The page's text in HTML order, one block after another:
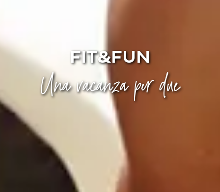
FIT&FUN
Una vacanza per due